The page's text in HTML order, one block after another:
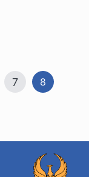
7 8